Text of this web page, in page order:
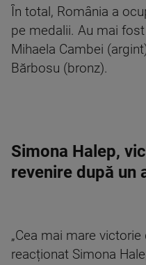
În total, România a
pe medalii. Au mai
Mihaela Cambei
Bărbosu (bronz).
Simona Halep,
revenire după un
„Cea mai mare victorie
reacționat Simona